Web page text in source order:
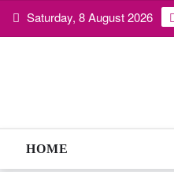
Skip Saturday, 8 August 2026
HOME